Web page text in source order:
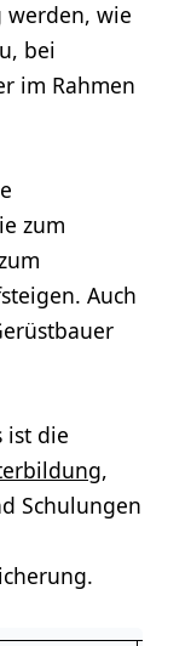
werden, wie
bei
im Rahmen
zum
Auch
ist die
,
Schulungen